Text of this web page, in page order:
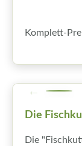
Komplett-
Die
Die